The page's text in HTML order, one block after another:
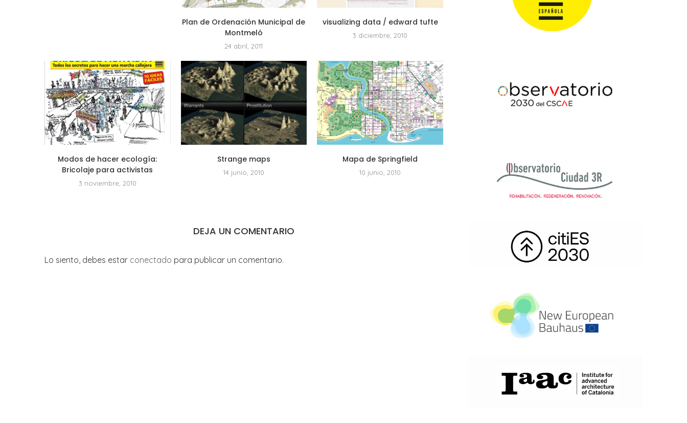
Plan de Ordenación Municipal de
Montmeló
24 abril, 2011
visualizing data / edward tufte
3 diciembre, 2010
Modos de hacer ecología:
Bricolaje para activistas
3 noviembre, 2010
Strange maps
14 junio, 2010
Mapa de Springfield
10 junio, 2010
DEJA UN COMENTARIO
Lo siento, debes estar conectado para publicar un comentario.